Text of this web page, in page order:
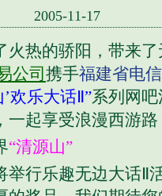
2005-11-17
热的骄阳，带来了
公司 携手福建省电
欢乐大话Ⅱ”系列网
一起享受浪漫西游路
“清源山”
举行乐趣无边大话Ⅱ